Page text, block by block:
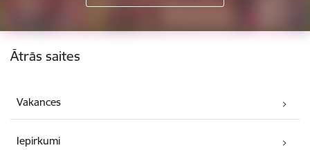
Kājene
Ātrās saites
Vakances
Iepirkumi